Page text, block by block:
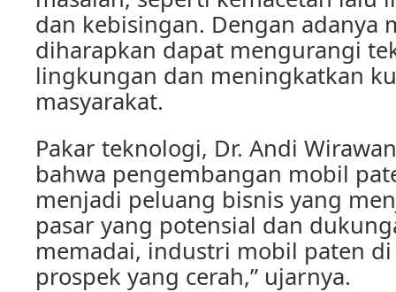
dan kebisingan. Dengan adanya
diharapkan dapat mengurangi
lingkungan dan meningkatkan
masyarakat.
Pakar teknologi, Dr. Andi
bahwa pengembangan mobil
menjadi peluang bisnis yang
pasar yang potensial dan
memadai, industri mobil paten
prospek yang cerah,” ujarnya.